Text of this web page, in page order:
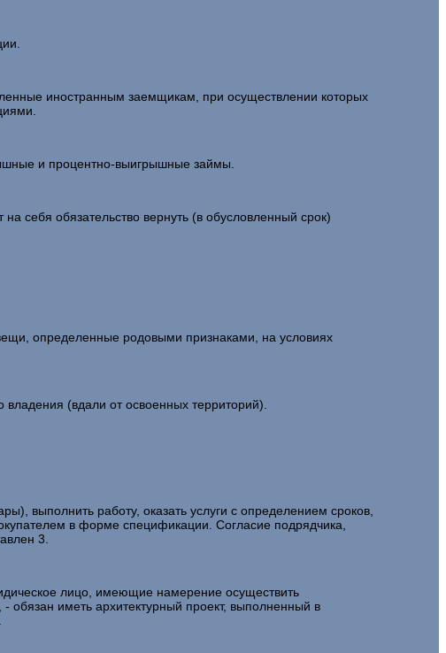
иностранным заемщикам, при осуществлении которых
и процентно-выигрышные займы.
себя обязательство вернуть (в обусловленный срок)
определенные родовыми признаками, на условиях
(вдали от освоенных территорий).
выполнить работу, оказать услуги с определением сроков,
в форме спецификации. Согласие подрядчика,
3.
лицо, имеющие намерение осуществить
- обязан иметь архитектурный проект, выполненный в